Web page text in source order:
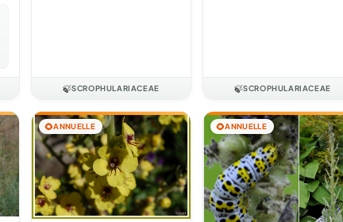
🍃SCROPHULARIACEAE 🍃SCROPHULARIACEAE
🌻ANNUELLE 🌻ANNUELLE